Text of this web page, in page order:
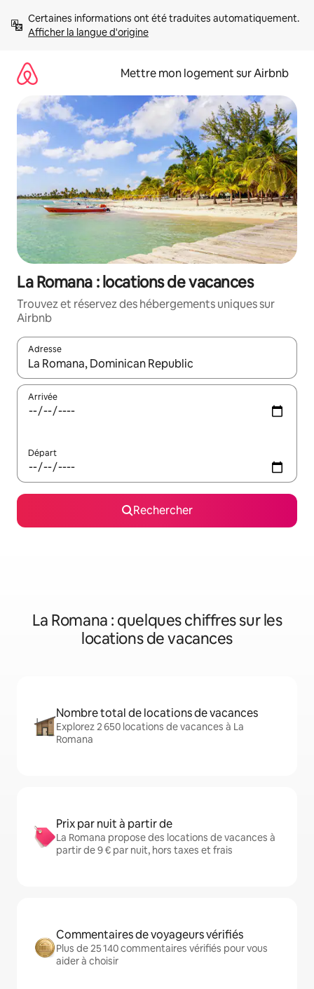
directement
Afficher la langue d'origine
Mettre mon logement sur Airbnb
La Romana : locations de vacances
Trouvez et réservez des hébergements uniques sur
Airbnb
Adresse
Lorsque les résultats s'affichent, utilisez les flèches vers le
Arrivée
Départ
Rechercher
La Romana : quelques chiffres sur les
locations de vacances
Nombre total de locations de vacances
Explorez 2 650 locations de vacances à La
Romana
Prix par nuit à partir de
La Romana propose des locations de vacances à
partir de 9 € par nuit, hors taxes et frais
Commentaires de voyageurs vérifiés
Plus de 25 140 commentaires vérifiés pour vous
aider à choisir